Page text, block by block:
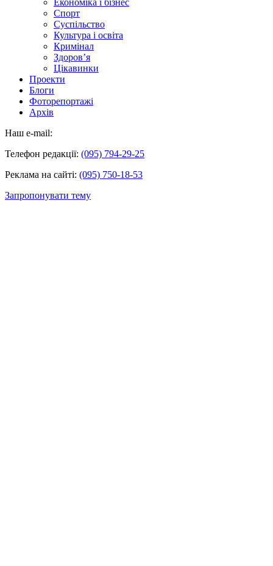
Економіка і бізнес
Спорт
Суспільство
Культура і освіта
Кримінал
Здоров’я
Цікавинки
Проекти
Блоги
Фоторепортажі
Архів
Наш e-mail:
Телефон редакції: (095) 794-29-25
Реклама на сайті: (095) 750-18-53
Запропонувати тему